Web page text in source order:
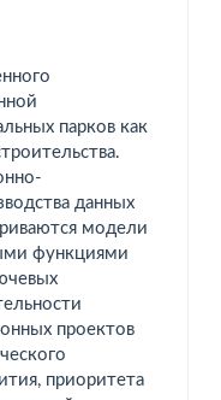
парков как
данных
модели
функциями
проектов
приоритета